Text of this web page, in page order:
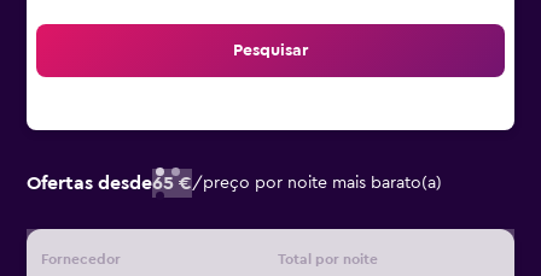
Pesquisar
Ofertas desde65 €/preço por noite mais barato(a)
Fornecedor Total por noite